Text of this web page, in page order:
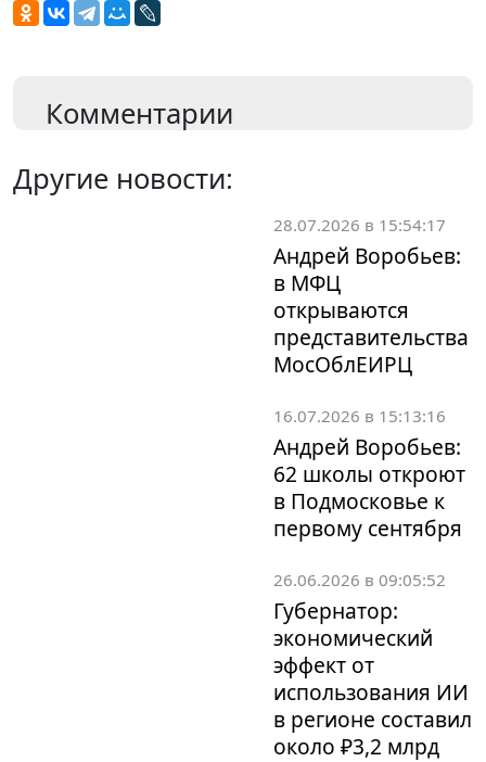
Комментарии
Другие новости:
28.07.2026 в 15:54:17
Андрей Воробьев:
в МФЦ
открываются
представительства
МосОблЕИРЦ
16.07.2026 в 15:13:16
Андрей Воробьев:
62 школы откроют
в Подмосковье к
первому сентября
26.06.2026 в 09:05:52
Губернатор:
экономический
эффект от
использования ИИ
в регионе составил
около ₽3,2 млрд